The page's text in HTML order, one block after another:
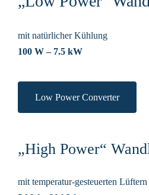
mit natürlicher Kühlung
100 W – 7.5 kW
Low Power Converter
„High Power“
mit temperatur-gesteuerten Lüftern